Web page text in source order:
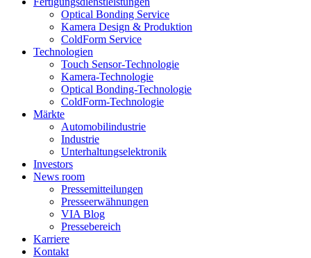
Optical Bonding Service
Kamera Design & Produktion
ColdForm Service
Technologien
Touch Sensor-Technologie
Kamera-Technologie
Optical Bonding-Technologie
ColdForm-Technologie
Märkte
Automobilindustrie
Industrie
Unterhaltungselektronik
Investors
News room
Pressemitteilungen
Presseerwähnungen
VIA Blog
Pressebereich
Karriere
Kontakt